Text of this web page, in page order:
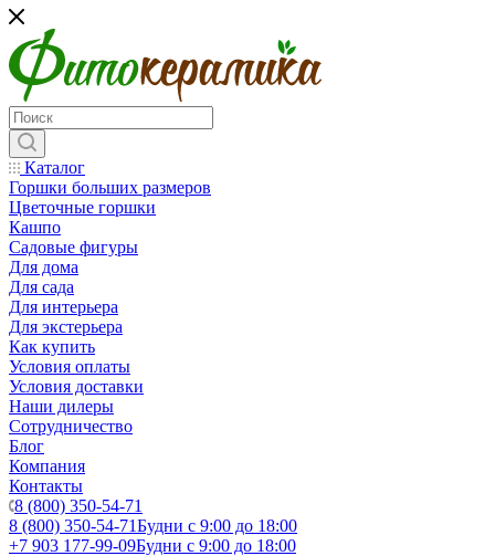
Каталог
Горшки больших размеров
Цветочные горшки
Кашпо
Садовые фигуры
Для дома
Для сада
Для интерьера
Для экстерьера
Как купить
Условия оплаты
Условия доставки
Наши дилеры
Сотрудничество
Блог
Компания
Контакты
8 (800) 350-54-71
8 (800) 350-54-71Будни с 9:00 до 18:00
+7 903 177-99-09Будни с 9:00 до 18:00